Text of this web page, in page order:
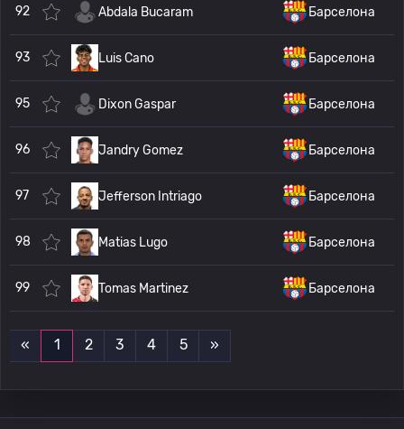
« 1 2 3 4 5 »
92 Abdala Bucaram Барселона
93 Luis Cano Барселона
95 Dixon Gaspar Барселона
96 Jandry Gomez Барселона
97 Jefferson Intriago Барселона
98 Matias Lugo Барселона
99 Tomas Martinez Барселона